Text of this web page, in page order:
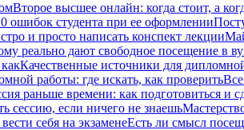
Второе высшее онлайн: когда стоит, а
ошибок студента при ее оформлении
и просто написать конспект лекции
реально дают свободное посещение в
Качественные источники для
работы: где искать, как проверить
раньше времени: как подготовиться и
сессию, если ничего не знаешь
себя на экзаменеЕсть ли смысл